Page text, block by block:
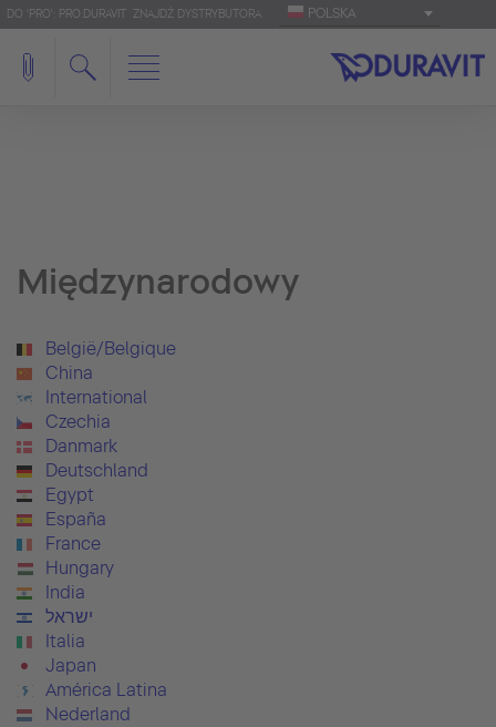
DO 'PRO': PRO.DURAVIT ZNAJDŹ DYSTRYBUTORA POLSKA
Międzynarodowy
België/Belgique
China
International
Czechia
Danmark
Deutschland
Egypt
España
France
Hungary
India
ישראל
Italia
Japan
América Latina
Nederland